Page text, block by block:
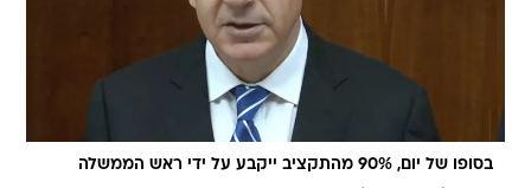
בסופו של יום, 90% מהתקציב ייקבע על ידי ראש הממשלה